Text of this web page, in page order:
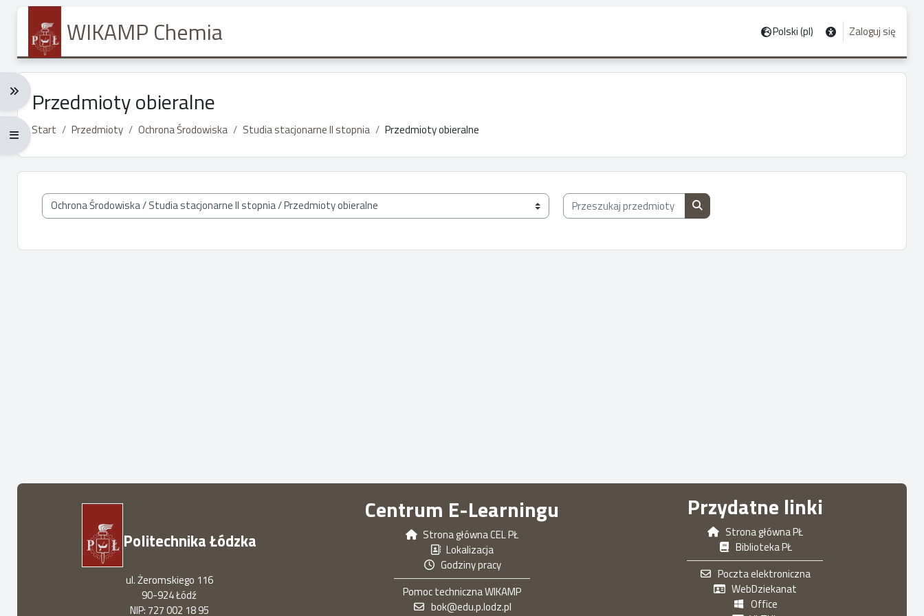
WIKAMP Chemia Polski ‎(pl)‎ Zaloguj się
Rozwiń menu nawigacji: Ctrl + Alt + →
Rozwiń menu pełnoekranowe: Ctrl + Alt + f
Przedmioty obieralne
Start Przedmioty Ochrona Środowiska Studia stacjonarne II stopnia Przedmioty obieralne
Kategorie przedmiotów
Przeszukaj przedmioty wg nazwy, opisu lub prowadzącego
Przeszukaj przedmioty wg nazwy, opisu lub
Politechnika Łódzka
ul. Żeromskiego 116
90-924 Łódź
NIP: 727 002 18 95
Centrum E-Learningu
Strona główna CEL PŁ
Lokalizacja
Godziny pracy
Pomoc techniczna WIKAMP
bok@edu.p.lodz.pl
Przydatne linki
Strona główna PŁ
Biblioteka PŁ
Poczta elektroniczna
WebDziekanat
Office